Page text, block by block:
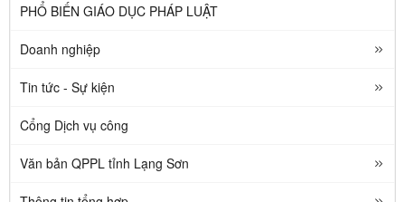
PHỔ BIẾN GIÁO DỤC PHÁP LUẬT
Doanh nghiệp
Tin tức - Sự kiện
Cổng Dịch vụ công
Văn bản QPPL tỉnh Lạng Sơn